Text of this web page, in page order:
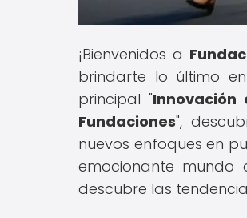
¡Bienvenidos a
brindarte lo último
principal "Innovación
Fundaciones",
nuevos enfoques en
emocionante mundo
descubre las